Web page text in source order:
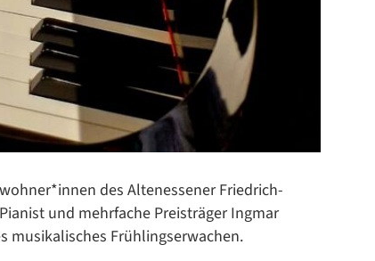
des Altenessener Friedrich-
und mehrfache Preisträger Ingmar
musikalisches Frühlingserwachen.
ZURÜCK
Übersetzen
/
Translate
ZURÜCK